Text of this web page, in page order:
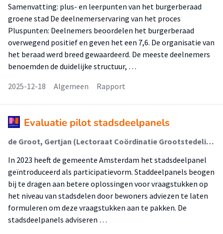
Samenvatting: plus- en leerpunten van het burgerberaad
groene stad De deelnemerservaring van het proces
Pluspunten: Deelnemers beoordelen het burgerberaad
overwegend positief en geven het een 7,6. De organisatie van
het beraad werd breed gewaardeerd. De meeste deelnemers
benoemden de duidelijke structuur, …
2025-12-18
Algemeen Rapport
Evaluatie pilot stadsdeelpanels
de Groot, Gertjan (Lectoraat Coördinatie Grootstedelijke Vraagstukken); Koetsenruijter, Rosa (Lectoraat Coördinatie Grootstedelijke Vraagstukken); Knoester, Bob (Rechtvaardige Stad); van Wijk, Eelco (Lectoraat Coördinatie Grootstedelijke Vraagstukken); Bleijenberg, Christine; Herder, Bernell; Jonker, Denise
In 2023 heeft de gemeente Amsterdam het stadsdeelpanel
geïntroduceerd als participatievorm. Staddeelpanels beogen
bij te dragen aan betere oplossingen voor vraagstukken op
het niveau van stadsdelen door bewoners adviezen te laten
formuleren om deze vraagstukken aan te pakken. De
stadsdeelpanels adviseren …